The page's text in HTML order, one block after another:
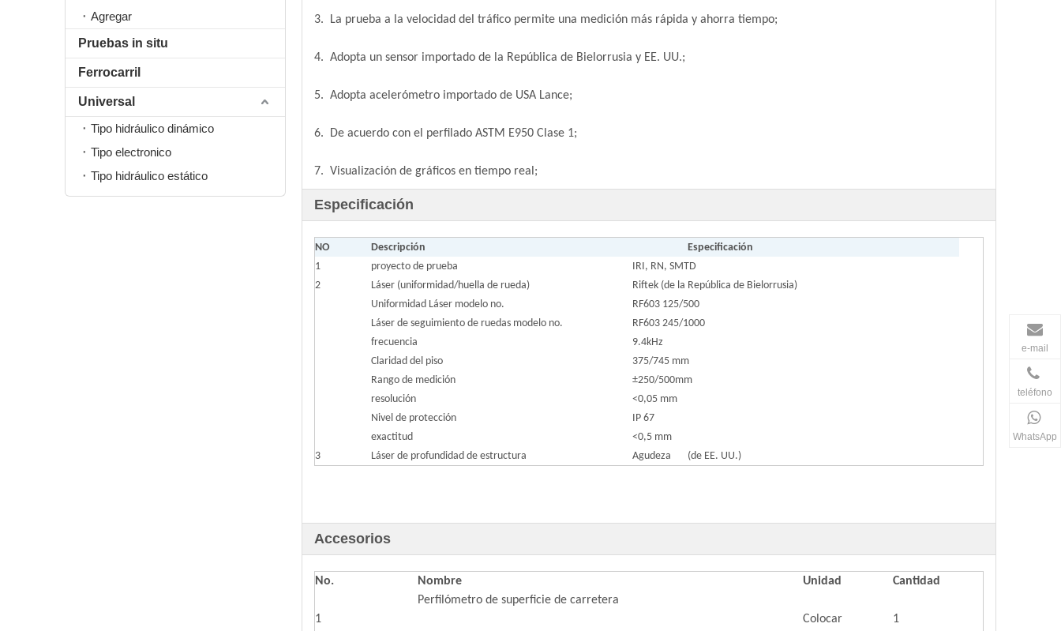
Agregar
Pruebas in situ
Ferrocarril
Universal
Tipo hidráulico dinámico
Tipo electronico
Tipo hidráulico estático
3. La prueba a la velocidad del tráfico permite una medición más rápida y ahorra tiempo;
4. Adopta un sensor importado de la República de Bielorrusia y EE. UU.;
5. Adopta acelerómetro importado de USA Lance;
6. De acuerdo con el perfilado ASTM E950 Clase 1;
7. Visualización de gráficos en tiempo real;
Especificación
NO Descripción
Especificación
1
proyecto de prueba
IRI, RN, SMTD
2
Láser (uniformidad/huella de rueda)
Riftek (de la República de Bielorrusia)
Uniformidad Láser modelo no.
RF603 125/500
Láser de seguimiento de ruedas modelo no.
RF603 245/1000
frecuencia
9.4kHz
Claridad del piso
375/745 mm
Rango de medición
±250/500mm
resolución
<0,05 mm
Nivel de protección
IP 67
exactitud
<0,5 mm
3
Láser de profundidad de estructura Agudeza (de EE. UU.)
Accesorios
No. Nombre Unidad Cantidad
1
Perfilómetro de superficie de carretera
Colocar 1
e-mail
teléfono
WhatsApp